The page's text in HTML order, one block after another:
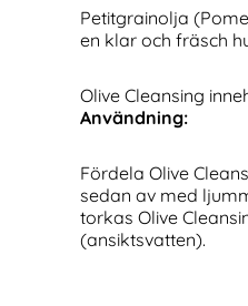
Petitgrainolja
en klar och fräsch
Olive Cleansing
Användning:
Fördela Olive
sedan av med
torkas Olive
(ansiktsvatten).